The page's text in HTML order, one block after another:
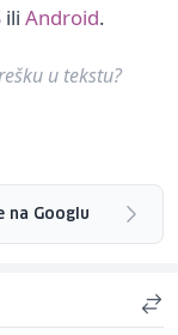
ili Android.
u tekstu?
na Googlu